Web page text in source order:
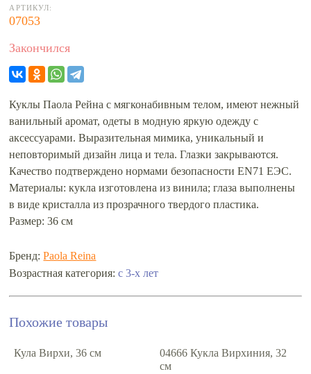
АРТИКУЛ:
07053
Закончился
Куклы Паола Рейна с мягконабивным телом, имеют нежный
ванильный аромат, одеты в модную яркую одежду с
аксессуарами. Выразительная мимика, уникальный и
неповторимый дизайн лица и тела. Глазки закрываются.
Качество подтверждено нормами безопасности EN71 ЕЭС.
Материалы: кукла изготовлена из винила; глаза выполнены
в виде кристалла из прозрачного твердого пластика.
Размер: 36 см
Бренд:Paola Reina
Возрастная категория:с 3-х лет
Похожие товары
Кула Вирхи, 36 см
04666 Кукла Вирхиния, 32
см